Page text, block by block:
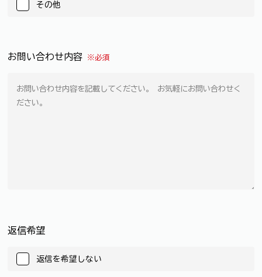
その他
お問い合わせ内容 ※必須
返信希望
返信を希望しない